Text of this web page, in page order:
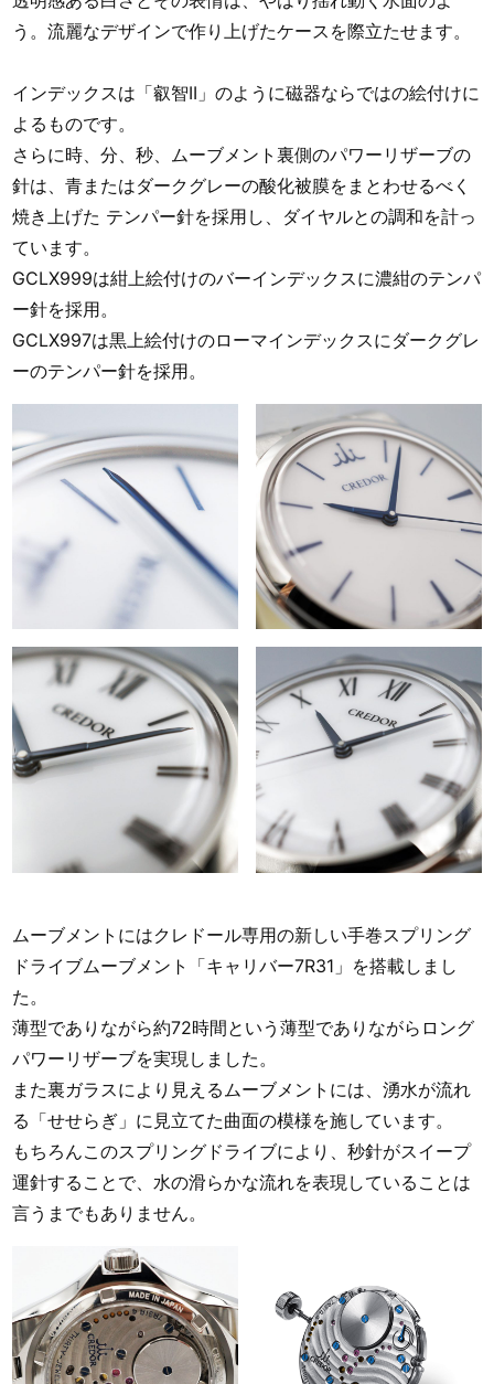
う。流麗なデザインで作り上げたケースを際立たせます。
インデックスは「叡智II」のように磁器ならではの絵付けに
よるものです。
さらに時、分、秒、ムーブメント裏側のパワーリザーブの
針は、青またはダークグレーの酸化被膜をまとわせるべく
焼き上げた テンパー針を採用し、ダイヤルとの調和を計っ
ています。
GCLX999は紺上絵付けのバーインデックスに濃紺のテンパ
ー針を採用。
GCLX997は黒上絵付けのローマインデックスにダークグレ
ーのテンパー針を採用。
ムーブメントにはクレドール専用の新しい手巻スプリング
ドライブムーブメント「キャリバー7R31」を搭載しまし
た。
薄型でありながら約72時間という薄型でありながらロング
パワーリザーブを実現しました。
また裏ガラスにより見えるムーブメントには、湧水が流れ
る「せせらぎ」に見立てた曲面の模様を施しています。
もちろんこのスプリングドライブにより、秒針がスイープ
運針することで、水の滑らかな流れを表現していることは
言うまでもありません。